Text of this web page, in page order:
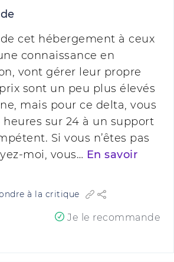
cet hébergement à ceux
connaissance en
vont gérer leur propre
sont un peu plus élevés
mais pour ce delta, vous
heures sur 24 à un support
Si vous n’êtes pas
moi, vous… En savoir
à la critique
Je le recommande